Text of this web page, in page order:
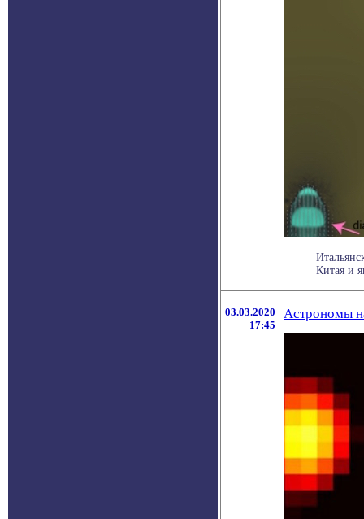
Китая и
03.03.2020
17:45
Астрономы